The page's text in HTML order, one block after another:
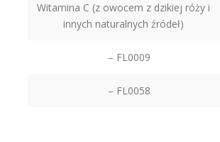
Witamina C (z owocem z dzikiej róży i
innych naturalnych źródeł)
– FL0009
– FL0058